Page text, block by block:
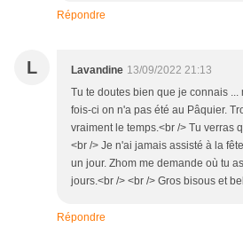
Répondre
L Lavandine 13/09/2022 21:13
Tu te doutes bien que je connais ...
fois-ci on n'a pas été au Pâquier.
vraiment le temps.<br /> Tu verras
<br /> Je n'ai jamais assisté à la
un jour. Zhom me demande où tu
jours.<br /> <br /> Gros bisous et
Répondre